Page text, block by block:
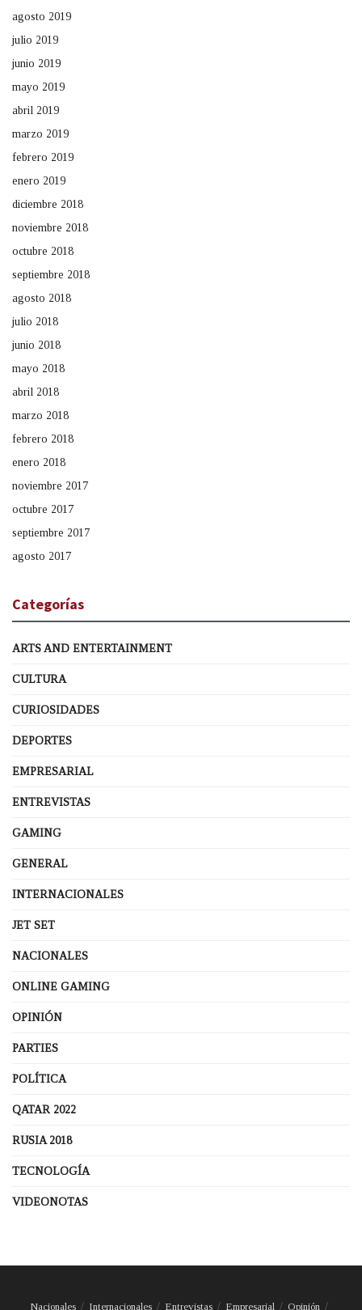
agosto 2019
julio 2019
junio 2019
mayo 2019
abril 2019
marzo 2019
febrero 2019
enero 2019
diciembre 2018
noviembre 2018
octubre 2018
septiembre 2018
agosto 2018
julio 2018
junio 2018
mayo 2018
abril 2018
marzo 2018
febrero 2018
enero 2018
noviembre 2017
octubre 2017
septiembre 2017
agosto 2017
Categorías
ARTS AND ENTERTAINMENT
CULTURA
CURIOSIDADES
DEPORTES
EMPRESARIAL
ENTREVISTAS
GAMING
GENERAL
INTERNACIONALES
JET SET
NACIONALES
ONLINE GAMING
OPINIÓN
PARTIES
POLÍTICA
QATAR 2022
RUSIA 2018
TECNOLOGÍA
VIDEONOTAS
Nacionales Internacionales Entrevistas Empresarial Opinión